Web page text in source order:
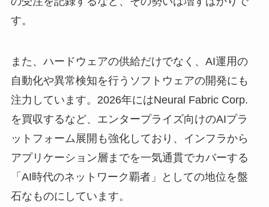
す。
また、ハードウェアの供給だけでなく、AI運用の
自動化や異常検知を行うソフトウェアの開発にも
注力しています。2026年にはNeural Fabric Corp.
を買収するなど、エンタープライズ向けのAIプラ
ットフォーム展開も強化しており、インフラから
アプリケーション層までを一気通貫でカバーする
「AI時代のネットワーク覇者」としての地位を盤
石なものにしています。